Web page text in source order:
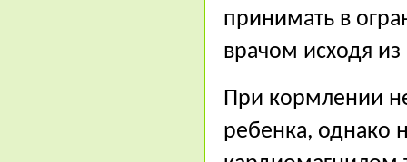
принимать в
врачом исходя
При кормлении
ребенка, однако